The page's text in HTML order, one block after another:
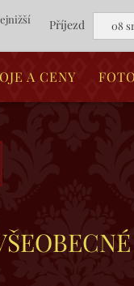
Příjezd 08
A CENY